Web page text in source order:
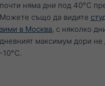
почти няма дни под 40°C
Можете също да видите
зими в Москва, с няколко
дневният максимум дори не
-10°C.